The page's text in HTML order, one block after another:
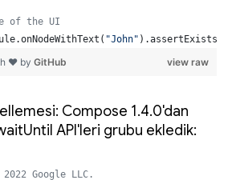
Compose 1.4.0'dan
API'leri grubu ekledik: